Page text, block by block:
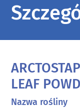
LEAF
Nazwa rośliny